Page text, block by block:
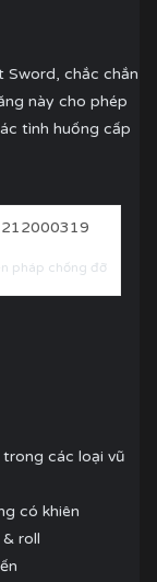
Sword, chắc chắn
này cho phép
tình huống cấp
pháp chống đỡ
các loại vũ
có khiên
roll